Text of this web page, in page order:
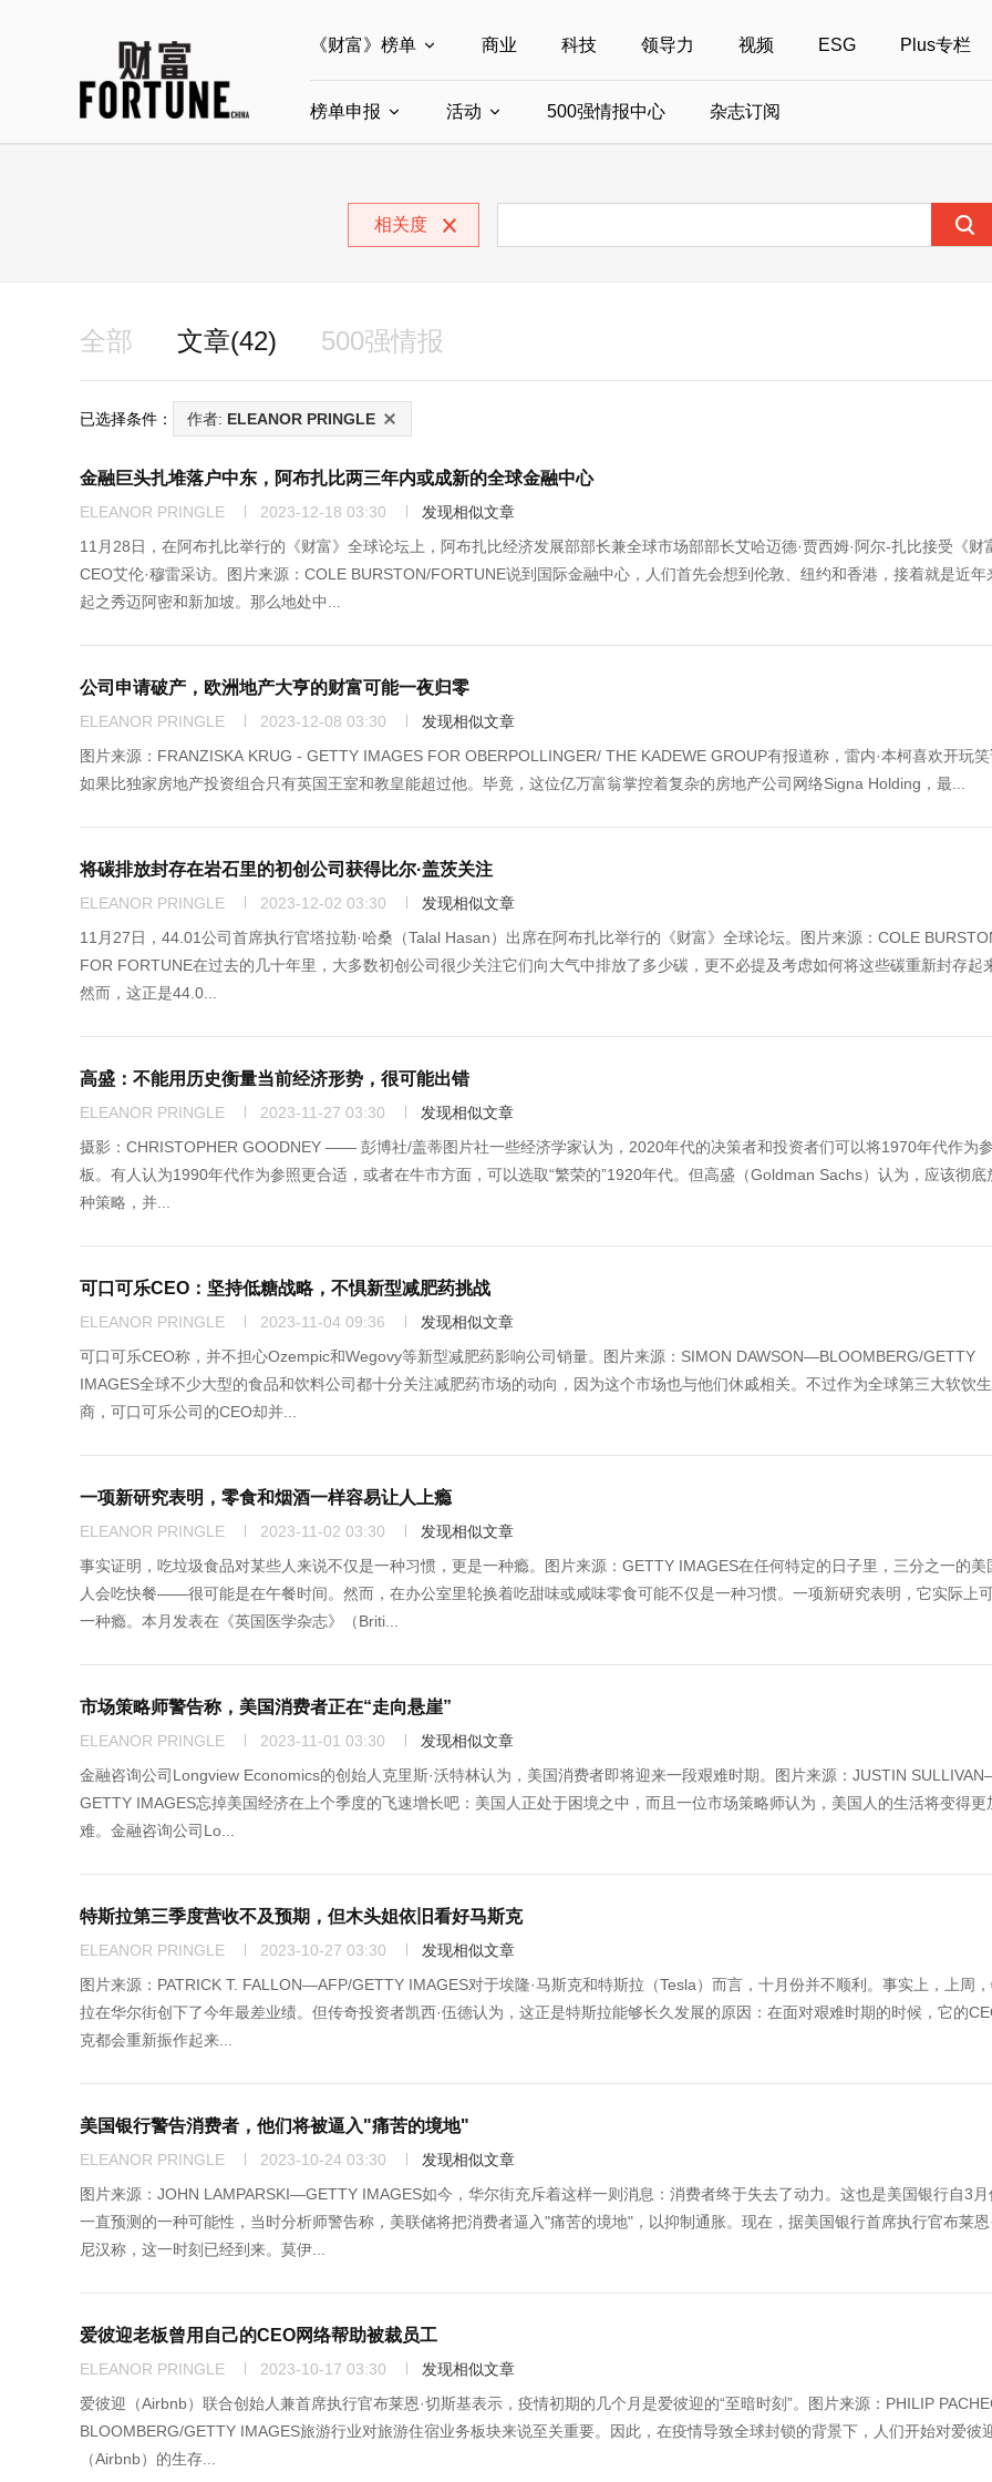
《财富》榜单
全部榜单
中国最具影响力商界女性
商业 科技 领导力 视频 ESG Plus专栏
榜单申报
中国ESG影响力榜申报 中国最具社会
活动
财富40U40创想会
500强情报中心 杂志订阅
相关度
全部 文章(42) 500强情报
已选择条件： 作者: ELEANOR PRINGLE
金融巨头扎堆落户中东，阿布扎比两三年内或成新的全球金融中心
ELEANOR PRINGLE 2023-12-18 03:30
发现相似文章
11月28日，在阿布扎比举行的《财富》全球论坛上，阿布扎比经济发展部部长兼全球市场部部长艾哈迈德·贾西姆·阿尔-扎比接受《财
CEO艾伦·穆雷采访。图片来源：COLE BURSTON/FORTUNE说到国际金融中心，人们首先会想到伦敦、纽约和香港，接着就是近年
起之秀迈阿密和新加坡。那么地处中...
公司申请破产，欧洲地产大亨的财富可能一夜归零
ELEANOR PRINGLE 2023-12-08 03:30
发现相似文章
图片来源：FRANZISKA KRUG - GETTY IMAGES FOR OBERPOLLINGER/ THE KADEWE GROUP有报道称，雷内·本柯喜欢开玩笑
如果比独家房地产投资组合只有英国王室和教皇能超过他。毕竟，这位亿万富翁掌控着复杂的房地产公司网络Signa Holding，最...
将碳排放封存在岩石里的初创公司获得比尔·盖茨关注
ELEANOR PRINGLE 2023-12-02 03:30
发现相似文章
11月27日，44.01公司首席执行官塔拉勒·哈桑（Talal Hasan）出席在阿布扎比举行的《财富》全球论坛。图片来源：COLE
FOR FORTUNE在过去的几十年里，大多数初创公司很少关注它们向大气中排放了多少碳，更不必提及考虑如何将这些碳重新封存起
然而，这正是44.0...
高盛：不能用历史衡量当前经济形势，很可能出错
ELEANOR PRINGLE 2023-11-27 03:30
发现相似文章
摄影：CHRISTOPHER GOODNEY —— 彭博社/盖蒂图片社一些经济学家认为，2020年代的决策者和投资者们可以将1970年代作为
板。有人认为1990年代作为参照更合适，或者在牛市方面，可以选取“繁荣的”1920年代。但高盛（Goldman Sachs）认为，应该彻底
种策略，并...
可口可乐CEO：坚持低糖战略，不惧新型减肥药挑战
ELEANOR PRINGLE 2023-11-04 09:36
发现相似文章
可口可乐CEO称，并不担心Ozempic和Wegovy等新型减肥药影响公司销量。图片来源：SIMON DAWSON—BLOOMBERG/GETTY
IMAGES全球不少大型的食品和饮料公司都十分关注减肥药市场的动向，因为这个市场也与他们休戚相关。不过作为全球第三大软饮
商，可口可乐公司的CEO却并...
一项新研究表明，零食和烟酒一样容易让人上瘾
ELEANOR PRINGLE 2023-11-02 03:30
发现相似文章
事实证明，吃垃圾食品对某些人来说不仅是一种习惯，更是一种瘾。图片来源：GETTY IMAGES在任何特定的日子里，三分之一的美
人会吃快餐——很可能是在午餐时间。然而，在办公室里轮换着吃甜味或咸味零食可能不仅是一种习惯。一项新研究表明，它实际上
一种瘾。本月发表在《英国医学杂志》（Briti...
市场策略师警告称，美国消费者正在“走向悬崖”
ELEANOR PRINGLE 2023-11-01 03:30
发现相似文章
金融咨询公司Longview Economics的创始人克里斯·沃特林认为，美国消费者即将迎来一段艰难时期。图片来源：JUSTIN
GETTY IMAGES忘掉美国经济在上个季度的飞速增长吧：美国人正处于困境之中，而且一位市场策略师认为，美国人的生活将变得更
难。金融咨询公司Lo...
特斯拉第三季度营收不及预期，但木头姐依旧看好马斯克
ELEANOR PRINGLE 2023-10-27 03:30
发现相似文章
图片来源：PATRICK T. FALLON—AFP/GETTY IMAGES对于埃隆·马斯克和特斯拉（Tesla）而言，十月份并不顺利。事实上，上周
拉在华尔街创下了今年最差业绩。但传奇投资者凯西·伍德认为，这正是特斯拉能够长久发展的原因：在面对艰难时期的时候，它的
克都会重新振作起来...
美国银行警告消费者，他们将被逼入"痛苦的境地"
ELEANOR PRINGLE 2023-10-24 03:30
发现相似文章
图片来源：JOHN LAMPARSKI—GETTY IMAGES如今，华尔街充斥着这样一则消息：消费者终于失去了动力。这也是美国银行自3
一直预测的一种可能性，当时分析师警告称，美联储将把消费者逼入"痛苦的境地"，以抑制通胀。现在，据美国银行首席执行官布莱恩
尼汉称，这一时刻已经到来。莫伊...
爱彼迎老板曾用自己的CEO网络帮助被裁员工
ELEANOR PRINGLE 2023-10-17 03:30
发现相似文章
爱彼迎（Airbnb）联合创始人兼首席执行官布莱恩·切斯基表示，疫情初期的几个月是爱彼迎的“至暗时刻”。图片来源：PHILIP
BLOOMBERG/GETTY IMAGES旅游行业对旅游住宿业务板块来说至关重要。因此，在疫情导致全球封锁的背景下，人们开始对爱彼
（Airbnb）的生存...